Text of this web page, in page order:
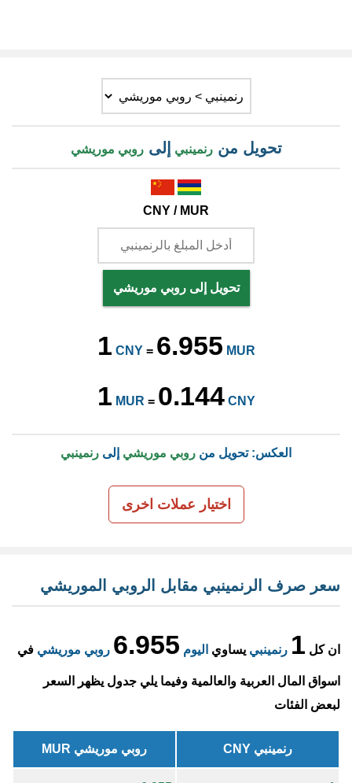
تحويل منرنمينبي إلىروبي موريشي
CNY / MUR
تحويل إلى روبي موريشي
1 CNY= 6.955 MUR
1 MUR = 0.144 CNY
العكس: تحويل من روبي موريشي إلى رنمينبي
اختيار عملات اخرى
سعر صرف الرنمينبي مقابل الروبي الموريشي
ان كل 1 رنمينبي يساوي اليوم 6.955 روبي موريشي في
اسواق المال العربية والعالمية وفيما يلي جدول يظهر السعر
لبعض الفئات
رنمينبي CNY روبي موريشي MUR